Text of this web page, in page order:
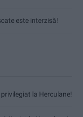
este interzisă!
la Herculane!